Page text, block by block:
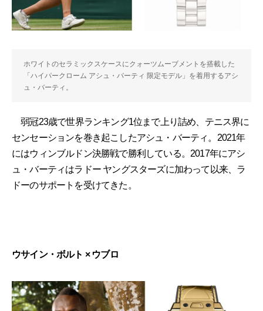
ホワイトのセラミックスケースにクォーツムーブメントを搭載した
「ハイパークローム アシュ・バーティ 限定モデル」を着用するアシ
ュ・バーティ。
弱冠23歳で世界ランキング1位まで上り詰め、テニス界に
センセーションを巻き起こしたアシュ・バーティ。2021年
にはウィンブルドン決勝戦で勝利している。2017年にアシ
ュ・バーティはラドー ヤングスターズに加わって以来、ラ
ドーのサポートを受けてきた。
ウサイン・ボルト × ウブロ